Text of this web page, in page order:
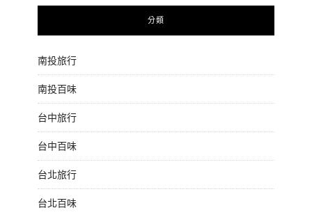
分類
南投旅行
南投百味
台中旅行
台中百味
台北旅行
台北百味